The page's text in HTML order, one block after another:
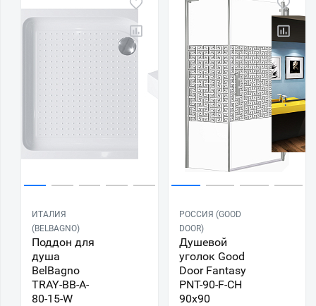
ИТАЛИЯ
(BELBAGNO)
Поддон для
душа
BelBagno
TRAY-BB-A-
80-15-W
РОССИЯ (GOOD
DOOR)
Душевой
уголок Good
Door Fantasy
PNT-90-F-CH
90x90